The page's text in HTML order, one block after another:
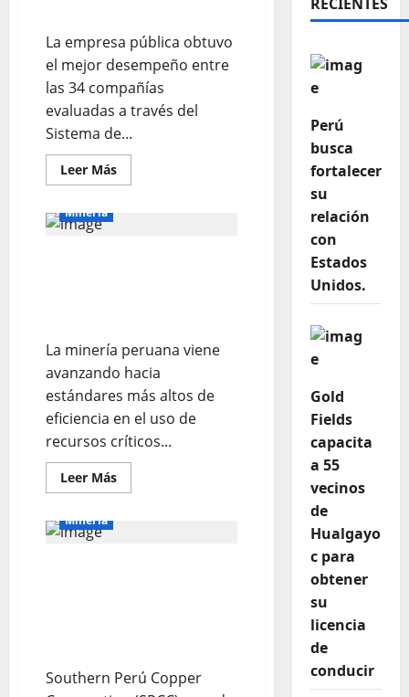
La empresa pública obtuvo
el mejor desempeño entre
las 34 compañías
evaluadas a través del
Sistema de...
Leer Más
Mineria
La minería peruana viene
avanzando hacia
estándares más altos de
eficiencia en el uso de
recursos críticos...
Leer Más
Mineria
Southern Perú Copper
Perú
busca
fortalecer
su
relación
con
Estados
Unidos.
Gold
Fields
capacita
a 55
vecinos
de
Hualgayo
c para
obtener
su
licencia
de
conducir